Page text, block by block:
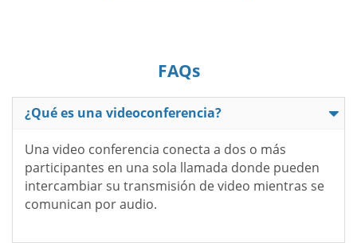
FAQs
¿Qué es una videoconferencia?
Una video conferencia conecta a dos o más
participantes en una sola llamada donde pueden
intercambiar su transmisión de video mientras se
comunican por audio.